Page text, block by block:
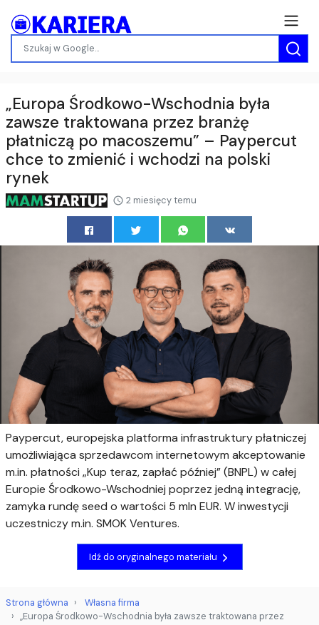
„Europa Środkowo-Wschodnia była
zawsze traktowana przez branżę
płatniczą po macoszemu” – Paypercut
chce to zmienić i wchodzi na polski
rynek
2 miesięcy temu
Paypercut, europejska platforma infrastruktury płatniczej
umożliwiająca sprzedawcom internetowym akceptowanie
m.in. płatności „Kup teraz, zapłać później” (BNPL) w całej
Europie Środkowo-Wschodniej poprzez jedną integrację,
zamyka rundę seed o wartości 5 mln EUR. W inwestycji
uczestniczy m.in. SMOK Ventures.
Idź do oryginalnego materiału
Strona główna
Własna firma
„Europa Środkowo-Wschodnia była zawsze traktowana przez